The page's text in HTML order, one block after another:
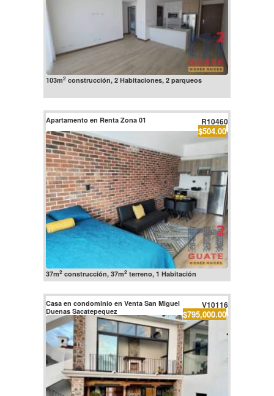
103m2construcción, 2 Habitaciones, 2 parqueos
Apartamento en Renta Zona 01 R10460
$504.00
37m2construcción, 37m2terreno, 1 Habitación
Casa en condominio en Venta San Miguel
Duenas Sacatepequez
V10116
$795,000.00